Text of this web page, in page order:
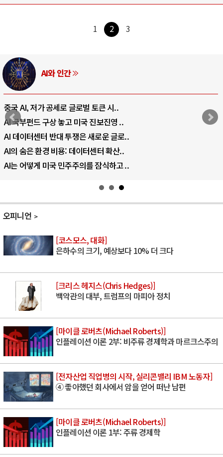
1 2 3
AI와 인간
중국 AI, 저가 공세로 글로벌 토큰 시..
AI 국부펀드 구상 놓고 미국 진보진영 ..
AI 데이터센터 반대 투쟁은 새로운 글로..
AI의 숨은 환경 비용: 데이터센터 확산..
AI는 어떻게 미국 민주주의를 잠식하고 ..
오피니언
[코스모스, 대화]
은하수의 크기, 예상보다 10% 더 크다
[크리스 헤지스(Chris Hedges)]
백악관의 대부, 트럼프의 마피아 정치
[마이클 로버츠(Michael Roberts)]
인플레이션 이론 2부: 비주류 경제학과 마르크스주의
[전자산업 직업병의 시작, 실리콘밸리 IBM 노동자]
④ 좋아했던 회사에서 암을 얻어 떠난 남편
[마이클 로버츠(Michael Roberts)]
인플레이션 이론 1부: 주류 경제학